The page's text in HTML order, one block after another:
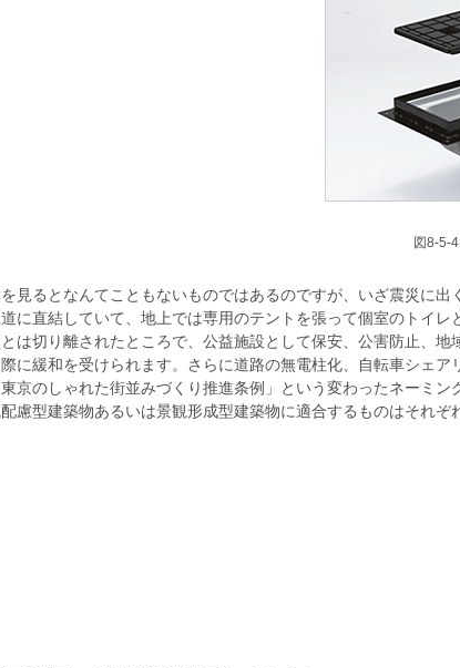
図8-5-
を見るとなんてこともないものではあるのですが、いざ震災に
に直結していて、地上では専用のテントを張って個室のトイレ
とは切り離されたところで、公益施設として保安、公害防止、
に緩和を受けられます。さらに道路の無電柱化、自転車シェ
京のしゃれた街並みづくり推進条例」という変わったネーミ
慮型建築物あるいは景観形成型建築物に適合するものはそれぞ